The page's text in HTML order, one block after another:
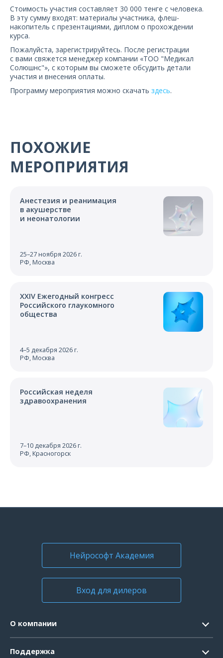
Стоимость участия составляет 30 000 тенге с человека.
В эту сумму входят: материалы участника, флеш-
накопитель с презентациями, диплом о прохождении
курса.
Пожалуйста, зарегистрируйтесь. После регистрации
с вами свяжется менеджер компании «ТОО "Медикал
Солюшнс"», с которым вы сможете обсудить детали
участия и внесения оплаты.
Программу мероприятия можно скачать здесь.
ПОХОЖИЕ
МЕРОПРИЯТИЯ
Анестезия и реанимация
в акушерстве
и неонатологии
25–27 ноября 2026 г.
РФ, Москва
XXIV Ежегодный конгресс
Российского глаукомного
общества
4–5 декабря 2026 г.
РФ, Москва
Российская неделя
здравоохранения
7–10 декабря 2026 г.
РФ, Красногорск
Нейрософт Академия
Вход для дилеров
О компании
Поддержка